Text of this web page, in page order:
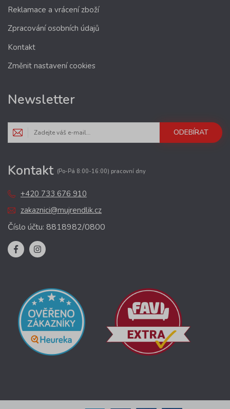
Reklamace a vrácení zboží
Zpracování osobních údajů
Kontakt
Změnit nastavení cookies
Newsletter
ODEBÍRAT
Kontakt (Po-Pá 8:00-16:00) pracovní dny
+420 733 676 910
zakaznici@mujrendlik.cz
Číslo účtu: 8818982/0800